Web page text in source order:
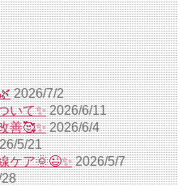
2026/7/2
いて✨ 2026/6/11
善🥰✨ 2026/6/4
5/21
ケア🌞😉✨ 2026/5/7